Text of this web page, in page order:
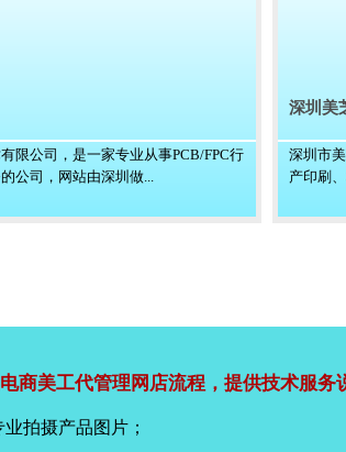
限公司，是一家专业从事PCB/FPC行
公司，网站由深圳做...
深圳美
深圳市
产印刷
商美工代管理网店流程，提供技术服务
业拍摄产品图片；